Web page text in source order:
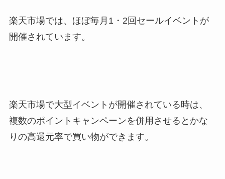
楽天市場では、ほぼ毎月1・2回セールイベントが
開催されています。
楽天市場で大型イベントが開催されている時は、
複数のポイントキャンペーンを併用させるとかな
りの高還元率で買い物ができます。